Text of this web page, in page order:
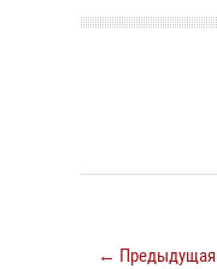
← Предыдущая